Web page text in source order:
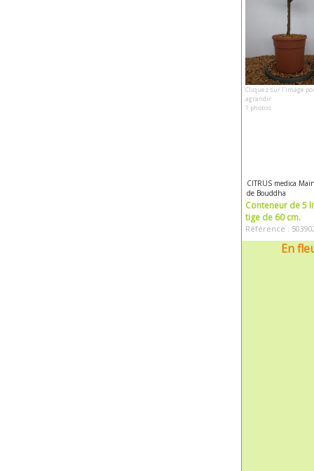
Cliquez sur l'image
agrandir
1 photos
CITRUS medica
de Bouddha
Conteneur de 5
tige de 60 cm.
Référence :
En